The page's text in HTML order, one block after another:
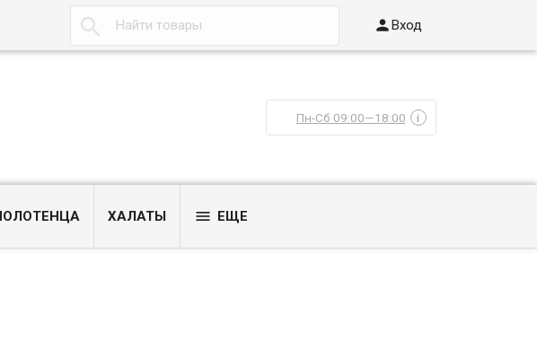
 Вход
Пн-Сб 09:00—18:00 i
ХАЛАТЫ  ЕЩЕ